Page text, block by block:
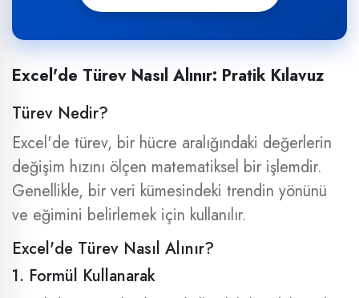
Excel'de Türev Nasıl Alınır: Pratik Kılavuz
Türev Nedir?
Excel'de türev, bir hücre aralığındaki değerlerin
değişim hızını ölçen matematiksel bir işlemdir.
Genellikle, bir veri kümesindeki trendin yönünü
ve eğimini belirlemek için kullanılır.
Excel'de Türev Nasıl Alınır?
1. Formül Kullanarak